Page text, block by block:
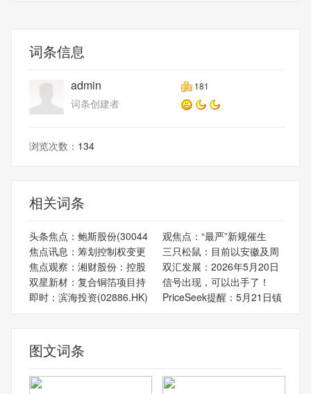
词条信息
admin 181
词条创建者
浏览次数： 134
相关词条
头条焦点：鲍斯股份(30044
观焦点：“最严”新规催生
焦点讯息：筹划控制权变更
三只松鼠：目前以安徽及周
焦点观察：湘财股份：控股
双汇发展：2026年5月20日
双星新材：复合铜箔项目持
信号出现，可以出手了！
即时：滨海投资(02886.HK)
PriceSeek提醒：5月21日镇
图文词条